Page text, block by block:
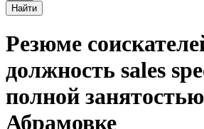
Найти
Резюме
должность sales
полной
Абрамовке